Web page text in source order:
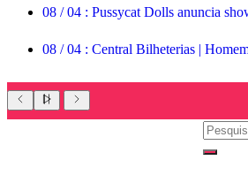
08 / 04 : Pussycat Dolls anuncia
08 / 04 : Central Bilheterias |